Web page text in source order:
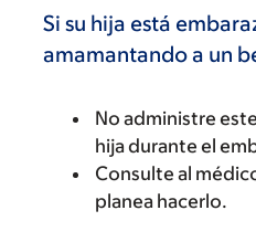
Si su hija está
amamantando a un
No administre
hija durante el
Consulte al
planea hacerlo.